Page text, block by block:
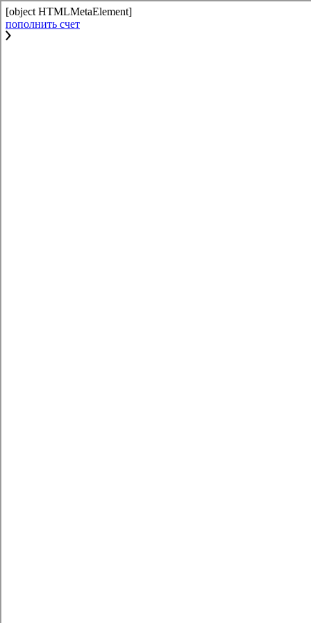
[object HTMLMetaElement]
пополнить счет